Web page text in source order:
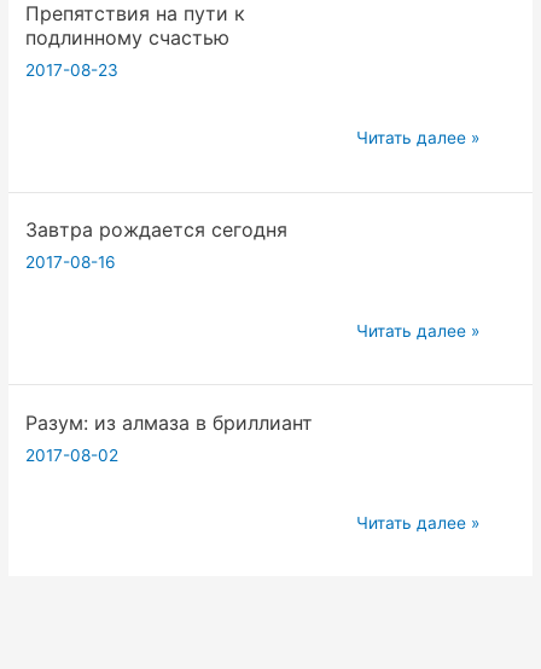
Препятствия на пути к
подлинному счастью
2017-08-23
Препятствия
пути
Читать далее »
Завтра рождается сегодня
2017-08-16
Завтра
сегодня
Читать далее »
Разум: из алмаза в бриллиант
2017-08-02
Разум:
Читать далее »